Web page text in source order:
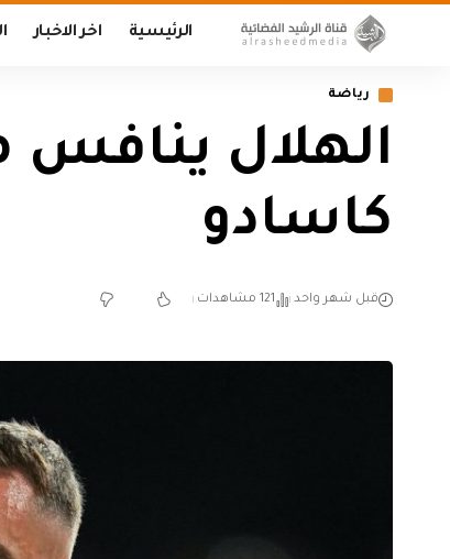
الرئيسية اخر الاخبار
رياضة
الهلال
كاسادو
قبل شهر واحد 121 مشاهدات